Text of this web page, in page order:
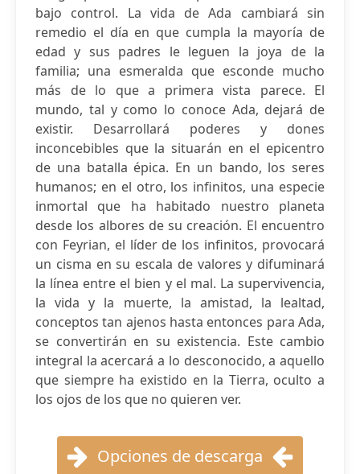
bajo control. La vida de Ada cambiará sin
remedio el día en que cumpla la mayoría de
edad y sus padres le leguen la joya de la
familia; una esmeralda que esconde mucho
más de lo que a primera vista parece. El
mundo, tal y como lo conoce Ada, dejará de
existir. Desarrollará poderes y dones
inconcebibles que la situarán en el epicentro
de una batalla épica. En un bando, los seres
humanos; en el otro, los infinitos, una especie
inmortal que ha habitado nuestro planeta
desde los albores de su creación. El encuentro
con Feyrian, el líder de los infinitos, provocará
un cisma en su escala de valores y difuminará
la línea entre el bien y el mal. La supervivencia,
la vida y la muerte, la amistad, la lealtad,
conceptos tan ajenos hasta entonces para Ada,
se convertirán en su existencia. Este cambio
integral la acercará a lo desconocido, a aquello
que siempre ha existido en la Tierra, oculto a
los ojos de los que no quieren ver.
Opciones de descarga